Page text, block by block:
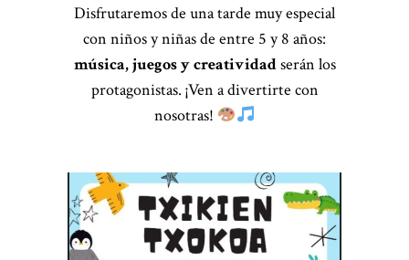
Disfrutaremos de una tarde muy especial
con niños y niñas de entre 5 y 8 años:
música, juegos y creatividadserán los
protagonistas. ¡Ven a divertirte con
nosotras!